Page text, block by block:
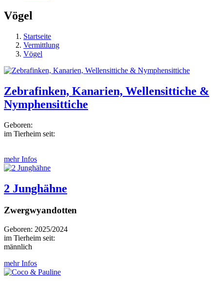
Vögel
Startseite
Vermittlung
Vögel
Zebrafinken, Kanarien, Wellensittiche &
Nymphensittiche
Geboren:
im Tierheim seit:
mehr Infos
2 Junghähne
Zwergwyandotten
Geboren: 2025/2024
im Tierheim seit:
männlich
mehr Infos